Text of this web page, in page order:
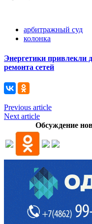
арбитражный суд
колонка
Энергетики привлекли
ремонта сетей
Previous article
Next article
Обсуждение